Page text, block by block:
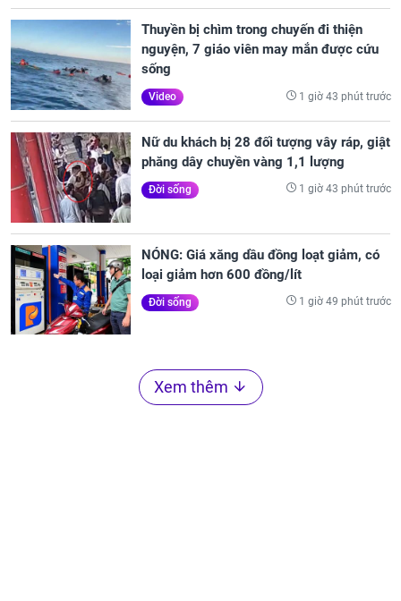
Thuyền bị chìm trong chuyến đi thiện
nguyện, 7 giáo viên may mắn được cứu
sống
Video 1 giờ 43 phút trước
Nữ du khách bị 28 đối tượng vây ráp, giật
phăng dây chuyền vàng 1,1 lượng
Đời sống 1 giờ 43 phút trước
NÓNG: Giá xăng dầu đồng loạt giảm, có
loại giảm hơn 600 đồng/lít
Đời sống 1 giờ 49 phút trước
Xem thêm